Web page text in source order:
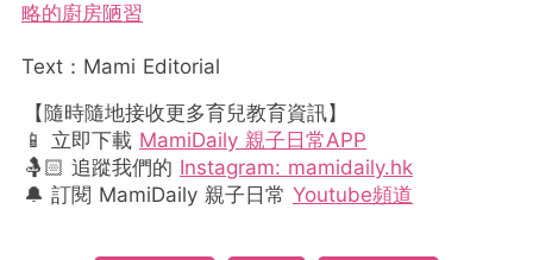
略的廚房陋習
Text：Mami Editorial
【隨時隨地接收更多育兒教育資訊】
📱 立即下載 MamiDaily 親子日常APP
🤱🏻 追蹤我們的 Instagram: mamidaily.hk
🔔 訂閱 MamiDaily 親子日常 Youtube頻道